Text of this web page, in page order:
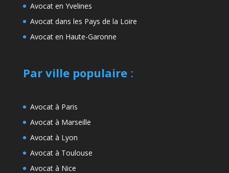
Avocat en Yvelines
Avocat dans les Pays de la Loire
Avocat en Haute-Garonne
Par ville populaire:
Avocat à Paris
Avocat à Marseille
Avocat à Lyon
Avocat à Toulouse
Avocat à Nice